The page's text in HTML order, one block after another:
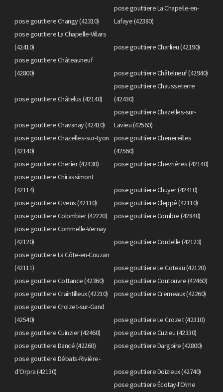
pose gouttiere Changy (42310)
pose gouttiere La Chapelle-en-
Lafaye (42380)
pose gouttiere La Chapelle-Villars
(42410)
pose gouttiere Charlieu (42190)
pose gouttiere Châteauneuf
(42800)
pose gouttiere Châtelneuf (42940)
pose gouttiere Châtelus (42140)
pose gouttiere Chausseterre
(42430)
pose gouttiere Chavanay (42410)
pose gouttiere Chazelles-sur-
Lavieu (42560)
pose gouttiere Chazelles-sur-Lyon
(42140)
pose gouttiere Chenereilles
(42560)
pose gouttiere Cherier (42430)
pose gouttiere Chevrières (42140)
pose gouttiere Chirassimont
(42114)
pose gouttiere Chuyer (42410)
pose gouttiere Civens (42110)
pose gouttiere Cleppé (42110)
pose gouttiere Colombier (42220)
pose gouttiere Combre (42840)
pose gouttiere Commelle-Vernay
(42120)
pose gouttiere Cordelle (42123)
pose gouttiere La Côte-en-Couzan
(42111)
pose gouttiere Le Coteau (42120)
pose gouttiere Cottance (42360)
pose gouttiere Coutouvre (42460)
pose gouttiere Craintilleux (42210)
pose gouttiere Cremeaux (42260)
pose gouttiere Croizet-sur-Gand
(42540)
pose gouttiere Le Crozet (42310)
pose gouttiere Cuinzier (42460)
pose gouttiere Cuzieu (42330)
pose gouttiere Dancé (42260)
pose gouttiere Dargoire (42800)
pose gouttiere Débats-Rivière-
d'Orpra (42130)
pose gouttiere Doizieux (42740)
pose gouttiere Écotay-l'Olme